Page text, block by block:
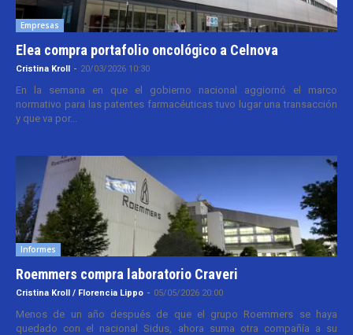
Empresas
Elea compra portafolio oncológico a Celnova
Cristina Kroll - 20/03/2026 10:30
En la semana en que el gobierno nacional aggiornó el marco
normativo para las patentes farmacéuticas tuvo lugar una transacción
y que va por...
Informes
Roemmers compra laboratorio Craveri
Cristina Kroll / Florencia Lippo - 05/05/2026 20:00
Menos de un año después de que el grupo Roemmers se haya
quedado con el nacional Sidus, ahora suma otra compañía a su